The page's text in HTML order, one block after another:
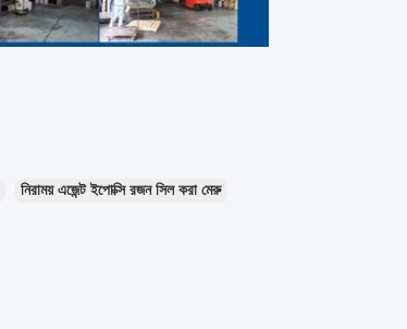
নিরাময় এজেন্ট ইপোক্সি রজন সিল করা মেরু